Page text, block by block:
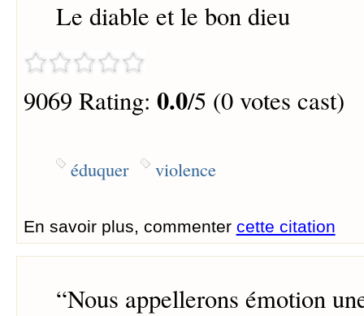
Le diable et le bon dieu
9069 Rating: 0.0/5 (0 votes cast)
éduquer violence
En savoir plus, commenter cette citation
“Nous appellerons émotion